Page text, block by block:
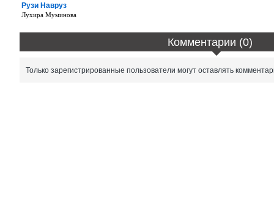
Рузи Навруз
Лухира Муминова
Комментарии (0)
Только зарегистрированные пользователи могут оставлять